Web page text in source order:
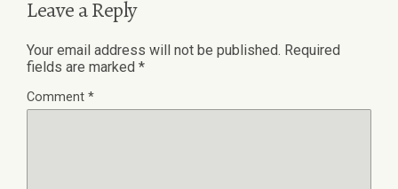
Leave a Reply
Your email address will not be published. Required
fields are marked *
Comment *